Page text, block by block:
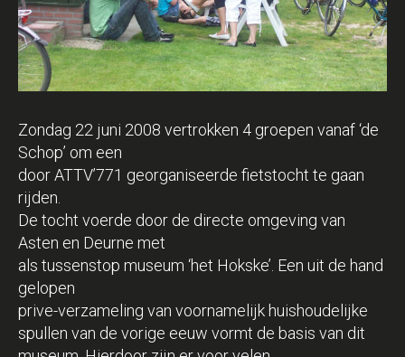
Zondag 22 juni 2008 vertrokken 4 groepen vanaf ‘de
Schop’ om een
door ATTV’771 georganiseerde fietstocht te gaan
rijden.
De tocht voerde door de directe omgeving van
Asten en Deurne met
als tussenstop museum ‘het Hokske’. Een uit de hand
gelopen
prive-verzameling van voornamelijk huishoudelijke
spullen van de vorige eeuw vormt de basis van dit